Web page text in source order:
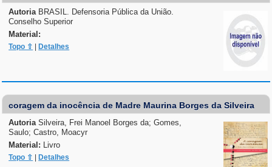
Autoria BRASIL. Defensoria Pública da União.
Conselho Superior
Material:
Topo ⇧ Detalhes
coragem da inocência de Madre Maurina Borges da Silveira
AutoriaSilveira, Frei Manoel Borges da; Gomes,
Saulo; Castro, Moacyr
Material:
Livro
Topo ⇧ Detalhes